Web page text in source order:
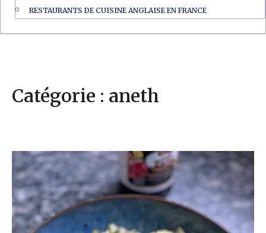
RESTAURANTS DE CUISINE ANGLAISE EN FRANCE
Catégorie : aneth